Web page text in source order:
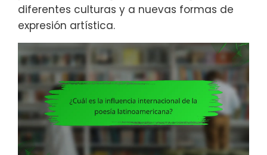
diferentes culturas y a nuevas formas de
expresión artística.